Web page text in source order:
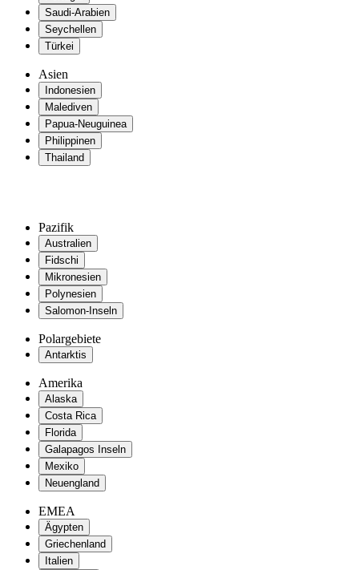
Saudi-Arabien
Seychellen
Türkei
Asien
Indonesien
Malediven
Papua-Neuguinea
Philippinen
Thailand
Pazifik
Australien
Fidschi
Mikronesien
Polynesien
Salomon-Inseln
Polargebiete
Antarktis
Amerika
Alaska
Costa Rica
Florida
Galapagos Inseln
Mexiko
Neuengland
EMEA
Ägypten
Griechenland
Italien